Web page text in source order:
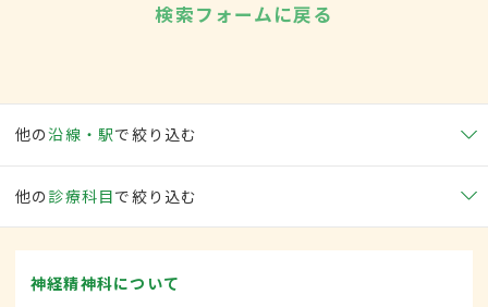
検索フォームに戻る
他の沿線・駅で絞り込む
他の 診療科目で絞り込む
神経精神科について